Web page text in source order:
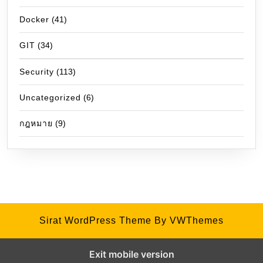
Docker (41)
GIT (34)
Security (113)
Uncategorized (6)
กฎหมาย (9)
Sirat WordPress Theme By VWThemes
Exit mobile version